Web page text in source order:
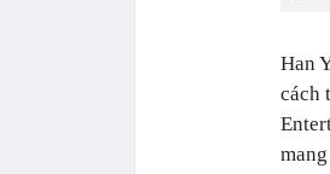
Han
cách